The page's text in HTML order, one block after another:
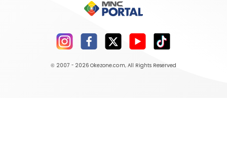
© 2007 - 2026 Okezone.com, All Rights Reserved